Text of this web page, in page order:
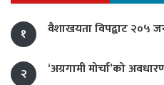
१ वैशाखयता विपद्बाट २०५
२ ‘अग्रगामी मोर्चा’को